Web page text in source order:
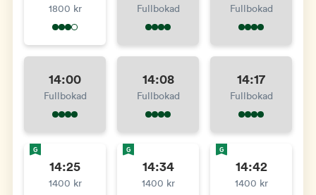
1800 kr Fullbokad Fullbokad
14:00
Fullbokad
14:08
Fullbokad
14:17
Fullbokad
G
14:25
1400 kr
G
14:34
1400 kr
G
14:42
1400 kr